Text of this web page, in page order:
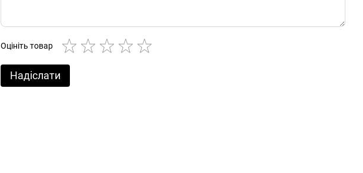
Оцініть товар
Надіслати